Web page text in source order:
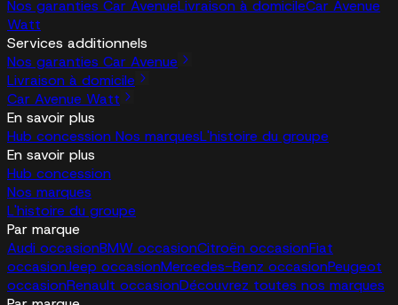
Nos garanties Car AvenueLivraison à domicileCar Avenue
Watt
Services additionnels
Nos garanties Car Avenue
Livraison à domicile
Car Avenue Watt
En savoir plus
Hub concession Nos marquesL'histoire du groupe
En savoir plus
Hub concession
Nos marques
L'histoire du groupe
Par marque
Audi occasionBMW occasionCitroën occasionFiat
occasionJeep occasionMercedes-Benz occasionPeugeot
occasionRenault occasionDécouvrez toutes nos marques